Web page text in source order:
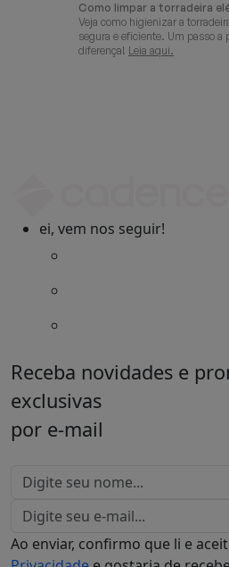
Como limpar a torradeira
Veja como higienizar a
segura e eficiente. Um passo a
diferença! Leia aqui.
ei, vem nos seguir!
Receba novidades e
exclusivas
por e-mail
Ao enviar, confirmo